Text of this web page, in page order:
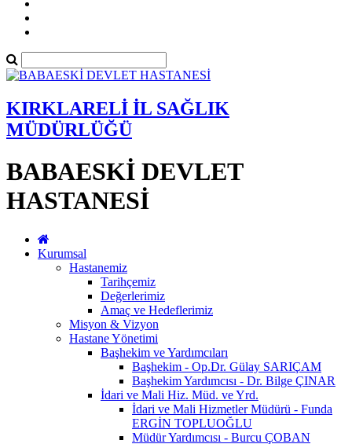
KIRKLARELİ İL SAĞLIK
MÜDÜRLÜĞÜ
BABAESKİ DEVLET
HASTANESİ
Kurumsal
Hastanemiz
Tarihçemiz
Değerlerimiz
Amaç ve Hedeflerimiz
Misyon & Vizyon
Hastane Yönetimi
Başhekim ve Yardımcıları
Başhekim - Op.Dr. Gülay SARIÇAM
Başhekim Yardımcısı - Dr. Bilge ÇINAR
İdari ve Mali Hiz. Müd. ve Yrd.
İdari ve Mali Hizmetler Müdürü - Funda
ERGİN TOPLUOĞLU
Müdür Yardımcısı - Burcu ÇOBAN